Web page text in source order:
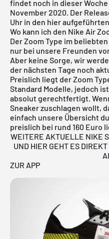
findet noch in dieser
November 2020. Der
Uhr in den hier
Wo kann ich den Nike Air
Der Zoom Type im
nur bei unsere Freunden
Aber keine Sorge, wir
der nächsten Tage noch
Preislich liegt der Zoom
Standard Modelle, jedoch
absolut gerechtfertigt.
Sneaker zuschlagen wollt,
einfach unsere Übersicht
preislich bei rund 160 Euro
WEITERE AKTUELLE NIKE
UND HIER GEHT ES
ZUR APP